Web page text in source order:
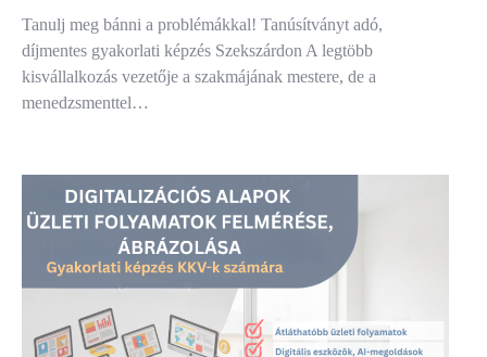
Tanulj meg bánni a problémákkal! Tanúsítványt adó,
díjmentes gyakorlati képzés Szekszárdon A legtöbb
kisvállalkozás vezetője a szakmájának mestere, de a
menedzsmenttel…